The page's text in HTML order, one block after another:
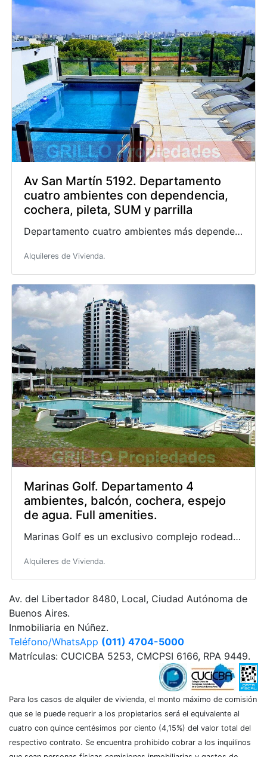
Av San Martín 5192. Departamento
cuatro ambientes con dependencia,
cochera, pileta, SUM y parrilla
Departamento cuatro ambientes más dependencia de servicio. Tres baños (dos completos). Tres dormito
Alquileres de Vivienda.
Marinas Golf. Departamento 4
ambientes, balcón, cochera, espejo
de agua. Full amenities.
Marinas Golf es un exclusivo complejo rodeado por el Delta del Tigre y una gran forestación.
Alquileres de Vivienda.
Av. del Libertador 8480, Local, Ciudad Autónoma de
Buenos Aires.
Inmobiliaria en Núñez.
Teléfono/WhatsApp (011) 4704-5000
Matrículas: CUCICBA 5253, CMCPSI 6166, RPA 9449.
Para los casos de alquiler de vivienda, el monto máximo de comisión
que se le puede requerir a los propietarios será el equivalente al
cuatro con quince centésimos por ciento (4,15%) del valor total del
respectivo contrato. Se encuentra prohibido cobrar a los inquilinos